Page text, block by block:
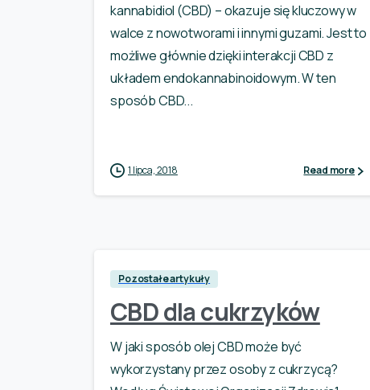
kannabidiol (CBD) – okazuje się kluczowy w
walce z nowotworami i innymi guzami. Jest to
możliwe głównie dzięki interakcji CBD z
układem endokannabinoidowym. W ten
sposób CBD...
1 lipca, 2018 Read more
Pozostałe artykuły
CBD dla cukrzyków
W jaki sposób olej CBD może być
wykorzystany przez osoby z cukrzycą?